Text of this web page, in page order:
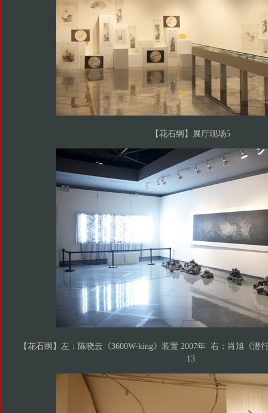
【花石纲】展厅现场5
【花石纲】左：陈晓云《3600W-king》装置 2007年 右：肖旭《潜
13